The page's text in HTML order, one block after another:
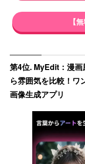
【
第4位. MyEdit：漫
ら雰囲気を比較！ワ
画像生成アプリ